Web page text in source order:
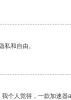
和自由。
个人觉得，一款加速器